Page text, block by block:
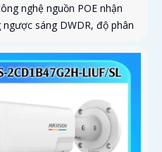
nghệ nguồn POE nhận
sáng DWDR, độ phân